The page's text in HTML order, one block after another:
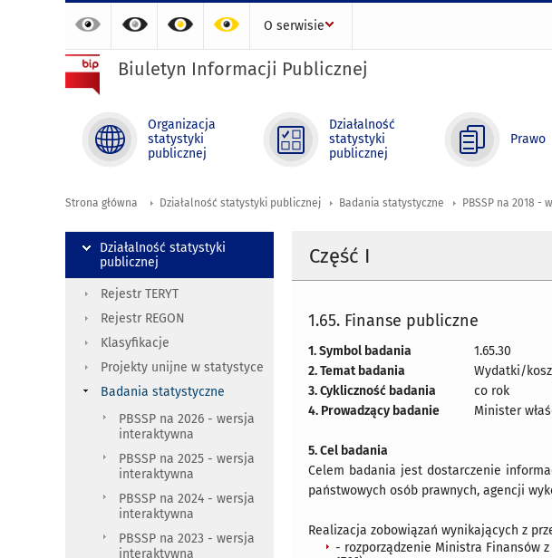
O serwisie
Biuletyn Informacji Publicznej
Organizacja
statystyki
publicznej
Działalność
statystyki
publicznej
Prawo
Strona główna Działalność statystyki publicznej Badania statystyczne PBSSP na 2018 -
Część I
1.65. Finanse publiczne
1. Symbol badania
1.65.30
2. Temat badania
Wydatki/
3. Cykliczność badania
co rok
4. Prowadzący badanie
Minister
5. Cel badania
Celem badania jest dostarczenie
państwowych osób prawnych, agencji
Realizacja zobowiązań wynikających z
- rozporządzenie Ministra Finansów
Działalność statystyki
publicznej
Rejestr TERYT
Rejestr REGON
Klasyfikacje
Projekty unijne w statystyce
Badania statystyczne
PBSSP na 2026 - wersja
interaktywna
PBSSP na 2025 - wersja
interaktywna
PBSSP na 2024 - wersja
interaktywna
PBSSP na 2023 - wersja
interaktywna